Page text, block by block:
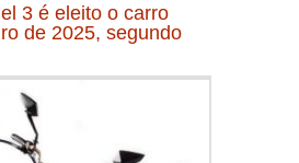
3 é eleito o carro
de 2025, segundo